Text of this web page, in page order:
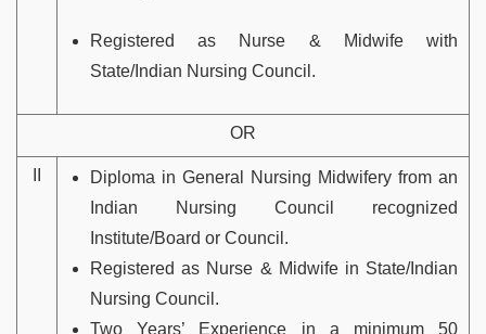
Registered as Nurse & Midwife with
State/Indian Nursing Council.
OR
Diploma in General Nursing Midwifery from an
Indian Nursing Council recognized
Institute/Board or Council.
Registered as Nurse & Midwife in State/Indian
Nursing Council.
Two Years’ Experience in a minimum 50